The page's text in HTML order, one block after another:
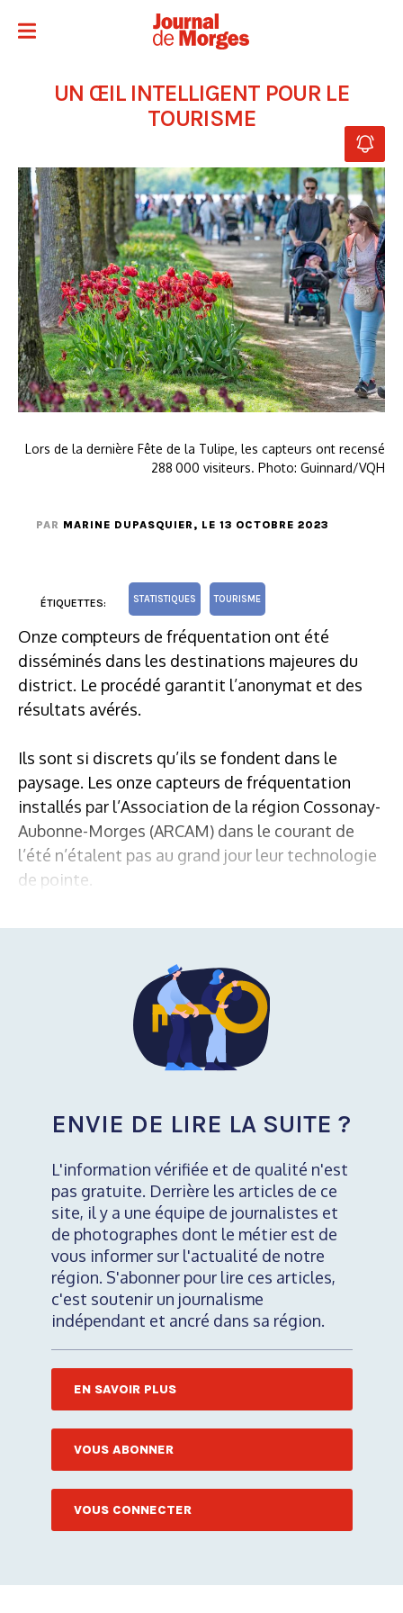
UN ŒIL INTELLIGENT POUR LE
TOURISME
Lors de la dernière Fête de la Tulipe, les capteurs ont recensé
288 000 visiteurs. Photo: Guinnard/VQH
PAR MARINE DUPASQUIER, LE 13 OCTOBRE 2023
ÉTIQUETTES: STATISTIQUES TOURISME
Onze compteurs de fréquentation ont été
disséminés dans les destinations majeures du
district. Le procédé garantit l’anonymat et des
résultats avérés.
Ils sont si discrets qu’ils se fondent dans le
paysage. Les onze capteurs de fréquentation
installés par l’Association de la région Cossonay-
Aubonne-Morges (ARCAM) dans le courant de
l’été n’étalent pas au grand jour leur technologie
de pointe.
ENVIE DE LIRE LA SUITE ?
L'information vérifiée et de qualité n'est
pas gratuite. Derrière les articles de ce
site, il y a une équipe de journalistes et
de photographes dont le métier est de
vous informer sur l'actualité de notre
région. S'abonner pour lire ces articles,
c'est soutenir un journalisme
indépendant et ancré dans sa région.
EN SAVOIR PLUS
VOUS ABONNER
VOUS CONNECTER